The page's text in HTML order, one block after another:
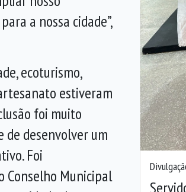
a nossa cidade”,
ecoturismo,
estiveram
foi muito
de desenvolver um
Foi
Municipal